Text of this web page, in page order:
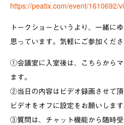
https://peatix.com/event/1610692/
トークショーというより、一緒に
思っています。気軽にご参加くださ
①会議室に入室後は、こちらから
ます。
②当日の内容はビデオ録画させて
ビデオをオフに設定をお願いします
③質問は、チャット機能から随時